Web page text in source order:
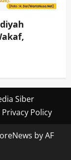
Siber
Privacy Policy
by AF